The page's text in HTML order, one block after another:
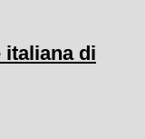
italiana di